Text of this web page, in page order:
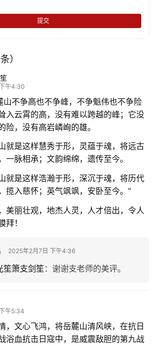
提交
）
午4:30
山不争高也不争峰，不争魁伟也不争险
入云霄的高，没有难以跨越的峰；它没
险，没有高岩嶙峋的雄。
就是这样慧秀于形，灵蕴于魂，将远古
一脉相承；文韵绵绵，遗传至今。
就是这样浩瀚于形，深沉于魂，将历代
揽入慈怀；英气飒飒，安卧至今。”
美丽壮观，地杰人灵，人才倍出，令人
拜！
2025年2月7日 下午4:36
笙箫支剑笙 ： 谢谢支老师的美评。
午5:34
，文心飞鸿，将岳麓山清风峡，在抗日
浴血抗击日寇中，是威震敌胆的第九战